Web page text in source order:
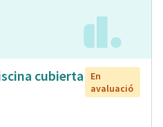
cubierta
En
avaluació